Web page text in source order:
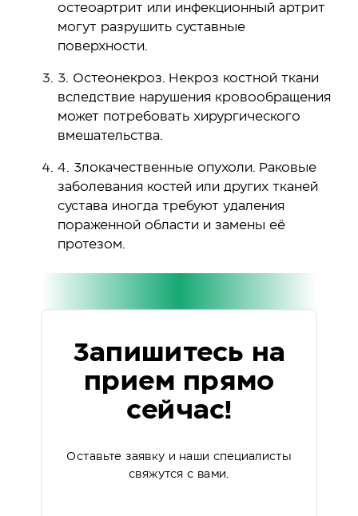
остеоартрит или инфекционный артрит
могут разрушить суставные
поверхности.
3. Остеонекроз. Некроз костной ткани
вследствие нарушения кровообращения
может потребовать хирургического
вмешательства.
4. Злокачественные опухоли. Раковые
заболевания костей или других тканей
сустава иногда требуют удаления
пораженной области и замены её
протезом.
Запишитесь на
прием прямо
сейчас!
Оставьте заявку и наши специалисты
свяжутся с вами.